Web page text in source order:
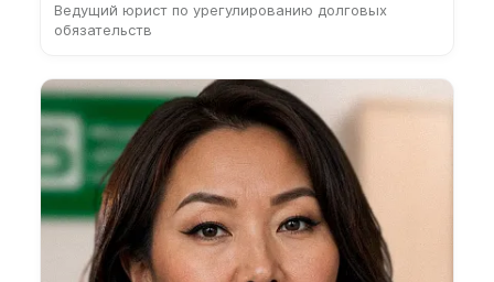
Ведущий юрист по урегулированию долговых
обязательств